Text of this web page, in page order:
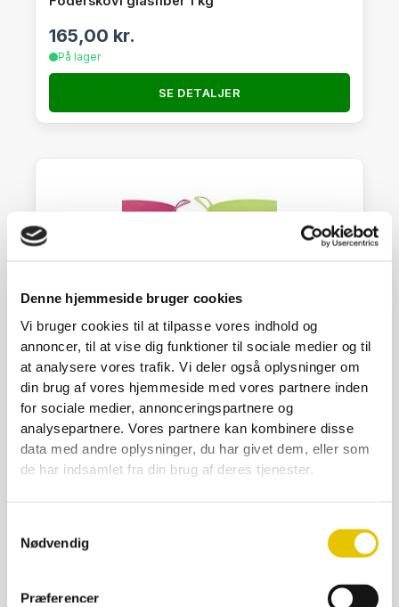
Denne hjemmeside bruger cookies
Vi bruger cookies til at tilpasse vores indhold og
annoncer, til at vise dig funktioner til sociale medier og til
at analysere vores trafik. Vi deler også oplysninger om
din brug af vores hjemmeside med vores partnere inden
for sociale medier, annonceringspartnere og
analysepartnere. Vores partnere kan kombinere disse
data med andre oplysninger, du har givet dem, eller som
de har indsamlet fra din brug af deres tjenester.
Nødvendig
Præferencer
165,00 kr.
På lager
SE DETALJER
Flexispand fødev.godk 65L
99,00kr.
På lager